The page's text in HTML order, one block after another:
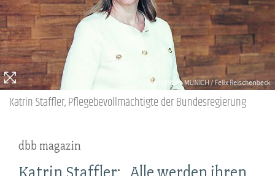
Katrin Staffler, Pflegebevollmächtigte der Bundesregierung
dbb magazin